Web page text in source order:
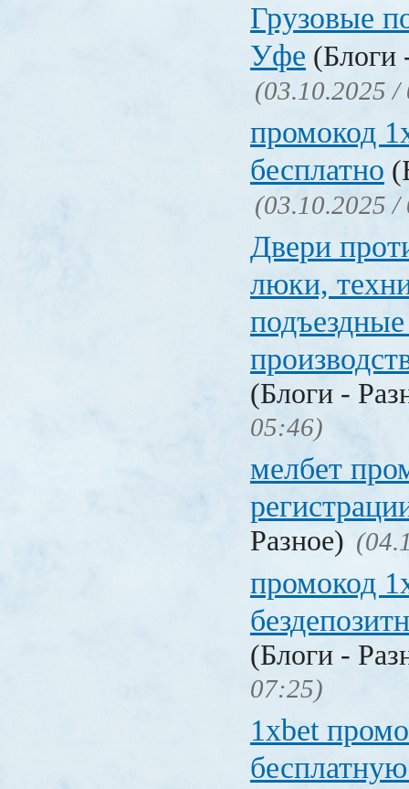
Грузовые
Уфе (Блоги
(03.10.2025 /
промокод
бесплатно
(03.10.2025 /
Двери
люки,
(Блоги -
05:46)
мелбет
Разное)
промокод
(Блоги -
07:25)
1xbet